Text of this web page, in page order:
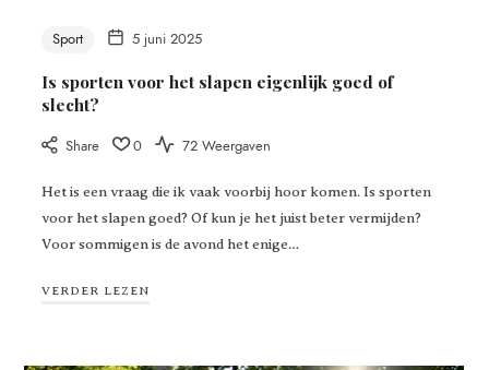
Sport 5 juni 2025
Is sporten voor het slapen eigenlijk goed of
slecht?
Share 0 72 Weergaven
Het is een vraag die ik vaak voorbij hoor komen. Is sporten
voor het slapen goed? Of kun je het juist beter vermijden?
Voor sommigen is de avond het enige…
VERDER LEZEN